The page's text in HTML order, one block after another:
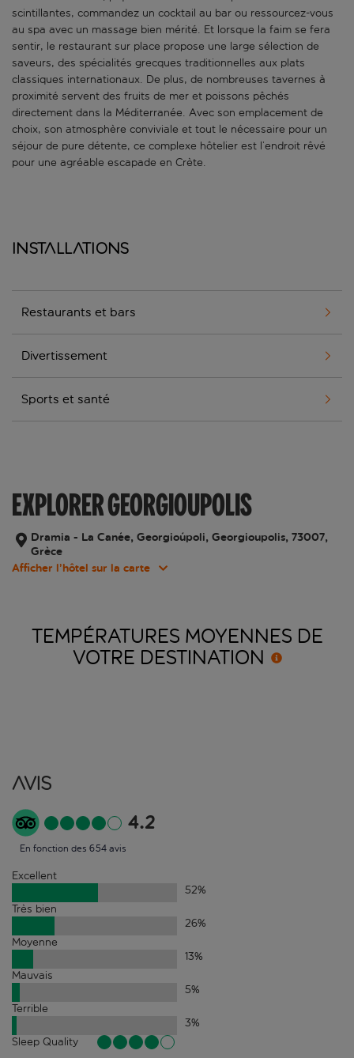
scintillantes, commandez un cocktail au bar ou ressourcez-vous
au spa avec un massage bien mérité. Et lorsque la faim se fera
sentir, le restaurant sur place propose une large sélection de
saveurs, des spécialités grecques traditionnelles aux plats
classiques internationaux. De plus, de nombreuses tavernes à
proximité servent des fruits de mer et poissons pêchés
directement dans la Méditerranée. Avec son emplacement de
choix, son atmosphère conviviale et tout le nécessaire pour un
séjour de pure détente, ce complexe hôtelier est l’endroit rêvé
pour une agréable escapade en Crète.
Installations
Restaurants et bars
Divertissement
Sports et santé
EXPLORER GEORGIOUPOLIS
Dramia - La Canée, Georgioúpoli, Georgioupolis, 73007,
Grèce
Afficher l’hôtel sur la carte
TEMPÉRATURES MOYENNES DE
VOTRE DESTINATION
Avis
4.2
En fonction des 654 avis
Excellent
52%
Très bien
26%
Moyenne
13%
Mauvais
5%
Terrible
3%
Sleep Quality